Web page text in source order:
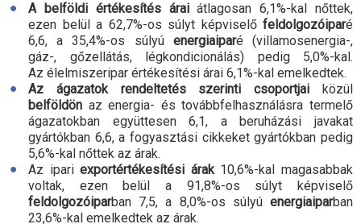
A belföldi értékesítés áraiátlagosan 6,1%-kal nőttek,
ezen belül a 62,7%-os súlyt képviselő feldolgozóiparé
6,6, a 35,4%-os súlyú energiaiparé (villamosenergia-,
gáz-, gőzellátás, légkondicionálás) pedig 5,0%-kal.
Az élelmiszeripar értékesítési árai 6,1%-kal emelkedtek.
Az ágazatok rendeltetés szerinti csoportjai közül
belföldön az energia- és továbbfelhasználásra termelő
ágazatokban együttesen 6,1, a beruházási javakat
gyártókban 6,6, a fogyasztási cikkeket gyártókban pedig
5,6%-kal nőttek az árak.
Az ipariexportértékesítési árak10,6%-kal magasabbak
voltak, ezen belül a 91,8%-os súlyt képviselő
feldolgozóiparban 7,5, a 8,0%-os súlyúenergiaiparban
23,6%-kal emelkedtek az árak.